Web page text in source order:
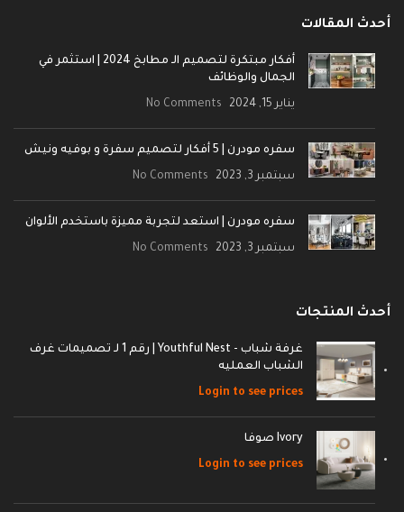
أحدث المقالات
أفكار مبتكرة لتصميم الـ مطابخ 2024 | استثمر في
الجمال والوظائف
يناير 15, 2024 No Comments
سفره مودرن | 5 أفكار لتصميم سفرة و بوفيه ونيش
سبتمبر 3, 2023 No Comments
سفره مودرن | استعد لتجربة مميزة باستخدم الألوان
سبتمبر 3, 2023 No Comments
أحدث المنتجات
غرفة شباب - Youthful Nest | رقم 1 لـ تصميمات غرف
الشباب العمليه
Login to see prices
Ivory صوفا
Login to see prices